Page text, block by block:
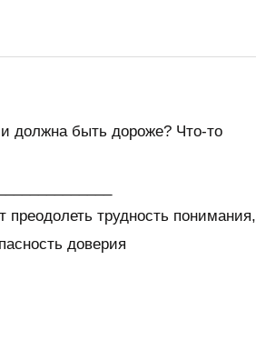
должна быть дороже? Что-то
преодолеть трудность понимания,
доверия